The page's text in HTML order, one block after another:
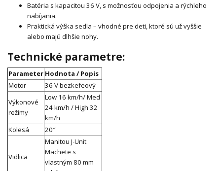
Batéria s kapacitou 36 V, s možnosťou odpojenia a rýchleho
nabíjania.
Praktická výška sedla – vhodné pre deti, ktoré sú už vyššie
alebo majú dlhšie nohy.
Technické parametre:
Parameter Hodnota / Popis
Motor
36 V bezkefeový
Výkonové
režimy
Low 16 km/h/ Med
24 km/h / High 32
km/h
Kolesá
20″
Vidlica
Manitou J-Unit
Machete s
vlastným 80 mm